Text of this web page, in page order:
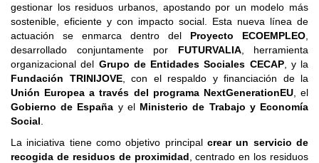
gestionar los residuos urbanos, apostando por un modelo más
sostenible, eficiente y con impacto social. Esta nueva línea de
actuación se enmarca dentro del Proyecto ECOEMPLEO
desarrollado conjuntamente por FUTURVALIA, herramienta
organizacional del Grupo de Entidades Sociales CECAP, y la
Fundación TRINIJOVE, con el respaldo y financiación de la
Unión Europea a través del programa NextGenerationEU, el
Gobierno de España y el Ministerio de Trabajo y Economía
Social
La iniciativa tiene como objetivo principal crear un servicio de
recogida de residuos de proximidad , centrado en los residuos